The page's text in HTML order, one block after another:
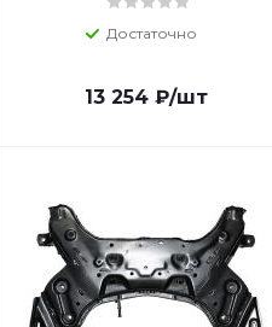
Достаточно
13 254 ₽/шт